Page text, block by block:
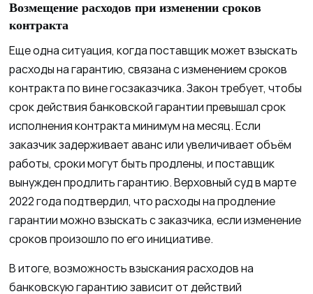
Возмещение расходов при изменении сроков
контракта
Еще одна ситуация, когда поставщик может взыскать
расходы на гарантию, связана с изменением сроков
контракта по вине госзаказчика. Закон требует, чтобы
срок действия банковской гарантии превышал срок
исполнения контракта минимум на месяц. Если
заказчик задерживает аванс или увеличивает объём
работы, сроки могут быть продлены, и поставщик
вынужден продлить гарантию. Верховный суд в марте
2022 года подтвердил, что расходы на продление
гарантии можно взыскать с заказчика, если изменение
сроков произошло по его инициативе.
В итоге, возможность взыскания расходов на
банковскую гарантию зависит от действий